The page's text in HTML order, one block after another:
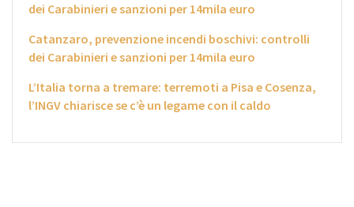
dei Carabinieri e sanzioni per 14mila euro
Catanzaro, prevenzione incendi boschivi: controlli
dei Carabinieri e sanzioni per 14mila euro
L’Italia torna a tremare: terremoti a Pisa e Cosenza,
l’INGV chiarisce se c’è un legame con il caldo